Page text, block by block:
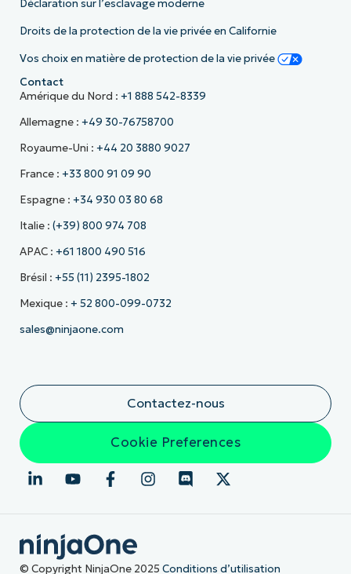
Déclaration sur l’esclavage moderne
Droits de la protection de la vie privée en Californie
Vos choix en matière de protection de la vie privée
Contact
Amérique du Nord : +1 888 542-8339
Allemagne : +49 30-76758700
Royaume-Uni : +44 20 3880 9027
France : +33 800 91 09 90
Espagne : +34 930 03 80 68
Italie : (+39) 800 974 708
APAC : +61 1800 490 516
Brésil : +55 (11) 2395-1802
Mexique : + 52 800-099-0732
sales@ninjaone.com
Contactez-nous
Cookie Preferences
© Copyright NinjaOne 2025 Conditions d’utilisation